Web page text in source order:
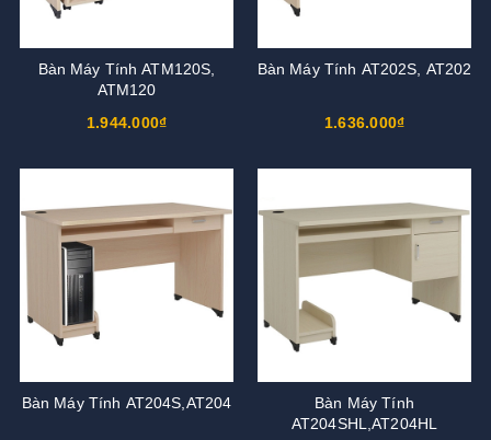
Bàn Máy Tính ATM120S,
ATM120
1.944.000₫
Bàn Máy Tính AT202S, AT202
1.636.000₫
Bàn Máy Tính AT204S,AT204
Bàn Máy Tính
AT204SHL,AT204HL